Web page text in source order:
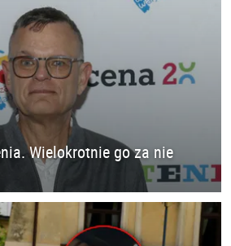
Wielokrotnie go za nie